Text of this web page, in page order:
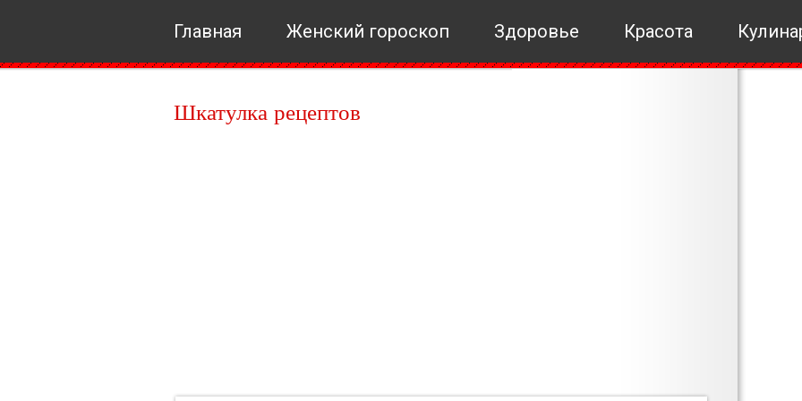
Главная Женский гороскоп Здоровье Красота
Шкатулка рецептов